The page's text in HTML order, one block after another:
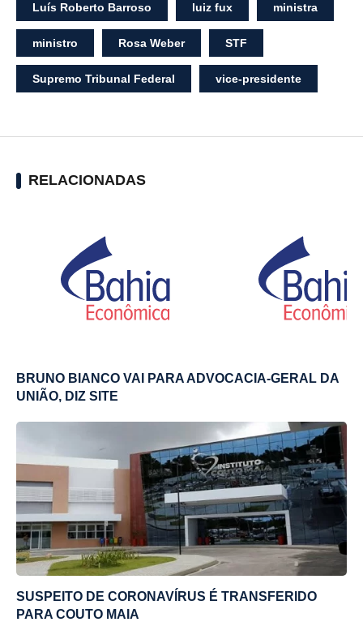
Luís Roberto Barroso luiz fux ministra
ministro Rosa Weber STF
Supremo Tribunal Federal vice-presidente
RELACIONADAS
BRUNO BIANCO VAI PARA ADVOCACIA-GERAL DA
UNIÃO, DIZ SITE
SUSPEITO DE CORONAVÍRUS É TRANSFERIDO
PARA COUTO MAIA